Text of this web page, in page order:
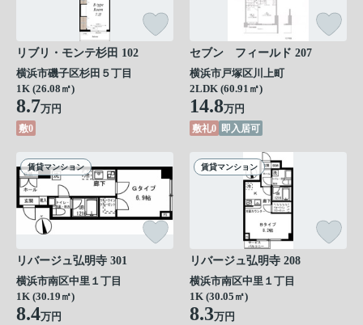
リブリ・モンテ杉田 102
横浜市磯子区杉田５丁目
1K (26.08㎡)
8.7万円
敷0
セブン フィールド 207
横浜市戸塚区川上町
2LDK (60.91㎡)
14.8万円
敷礼0 即入居可
賃貸マンション
リバージュ弘明寺 301
横浜市南区中里１丁目
1K (30.19㎡)
8.4万円
賃貸マンション
リバージュ弘明寺 208
横浜市南区中里１丁目
1K (30.05㎡)
8.3万円